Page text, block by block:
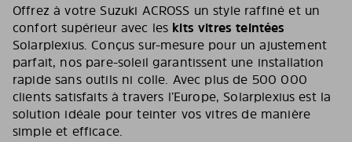
Offrez à votre Suzuki ACROSS un style raffiné et un
confort supérieur avec les kits vitres teintées
Solarplexius. Conçus sur-mesure pour un ajustement
parfait, nos pare-soleil garantissent une installation
rapide sans outils ni colle. Avec plus de 500 000
clients satisfaits à travers l’Europe, Solarplexius est la
solution idéale pour teinter vos vitres de manière
simple et efficace.